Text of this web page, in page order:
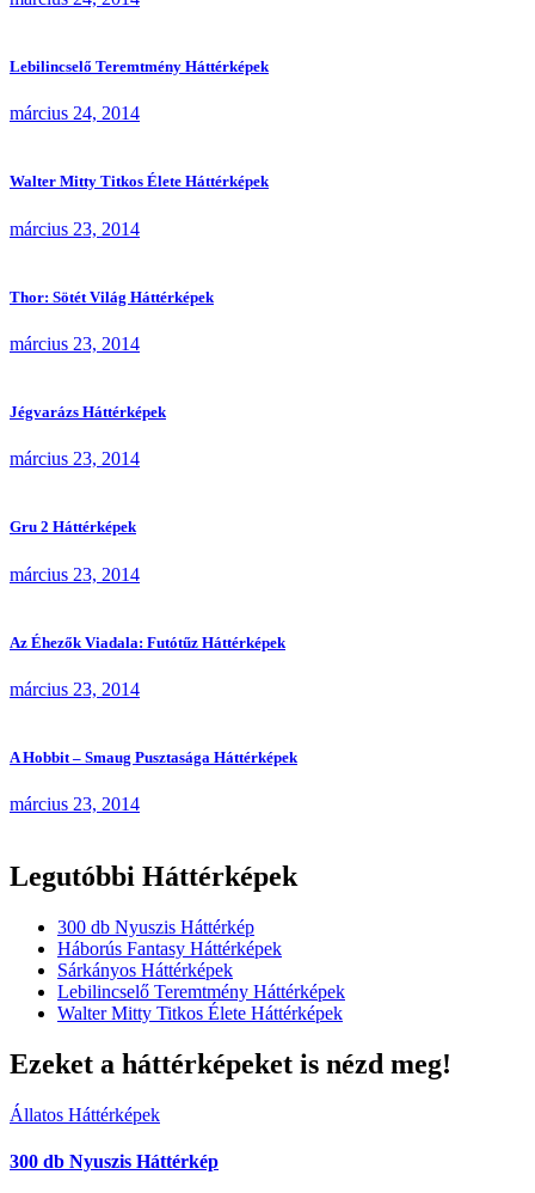
Lebilincselő Teremtmény Háttérképek
március 24, 2014
Walter Mitty Titkos Élete Háttérképek
március 23, 2014
Thor: Sötét Világ Háttérképek
március 23, 2014
Jégvarázs Háttérképek
március 23, 2014
Gru 2 Háttérképek
március 23, 2014
Az Éhezők Viadala: Futótűz Háttérképek
március 23, 2014
A Hobbit – Smaug Pusztasága Háttérképek
március 23, 2014
Legutóbbi Háttérképek
300 db Nyuszis Háttérkép
Háborús Fantasy Háttérképek
Sárkányos Háttérképek
Lebilincselő Teremtmény Háttérképek
Walter Mitty Titkos Élete Háttérképek
Ezeket a háttérképeket is nézd meg!
Állatos Háttérképek
300 db Nyuszis Háttérkép